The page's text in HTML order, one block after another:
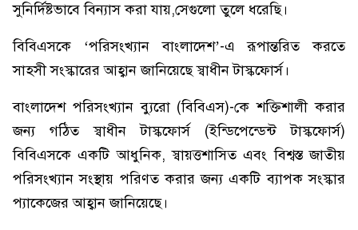
সুনির্দিষ্টভাবে বিন্যাস করা যায়,সেগুলো তুলে ধরেছি।
বিবিএসকে ‘পরিসংখ্যান বাংলাদেশ’-এ রূপান্তরিত করতে
সাহসী সংস্কারের আহ্বান জানিয়েছে স্বাধীন টাস্কফোর্স।
বাংলাদেশ পরিসংখ্যান ব্যুরো (বিবিএস)-কে শক্তিশালী করার
জন্য গঠিত স্বাধীন টাস্কফোর্স (ইন্ডিপেন্ডেন্ট টাস্কফোর্স)
বিবিএসকে একটি আধুনিক, স্বায়ত্তশাসিত এবং বিশ্বস্ত জাতীয়
পরিসংখ্যান সংস্থায় পরিণত করার জন্য একটি ব্যাপক সংস্কার
প্যাকেজের আহ্বান জানিয়েছে।